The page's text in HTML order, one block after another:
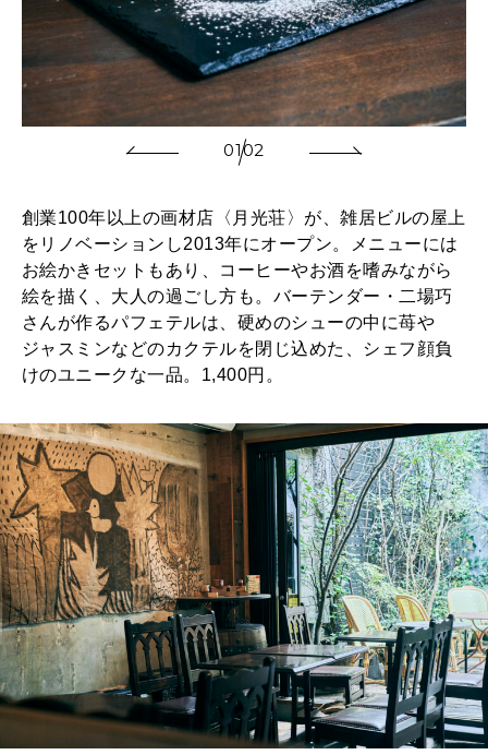
0102
創業100年以上の画材店〈月光荘〉が、雑居ビルの屋上
をリノベーションし2013年にオープン。メニューには
お絵かきセットもあり、コーヒーやお酒を嗜みながら
絵を描く、大人の過ごし方も。バーテンダー・二場巧
さんが作るパフェテルは、硬めのシューの中に苺や
ジャスミンなどのカクテルを閉じ込めた、シェフ顔負
けのユニークな一品。1,400円。